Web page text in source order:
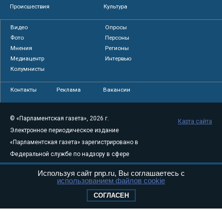
Происшествия
Культура
Видео
Опросы
Фото
Персоны
Мнения
Регионы
Медиацентр
Интервью
Колумнисты
Контакты Реклама Вакансии
© «Парламентская газета», 2026 г.
Электронное периодическое издание
«Парламентская газета» зарегистрировано в
Федеральной службе по надзору в сфере
связи, информационных технологий и
массовых коммуникаций (Роскомнадзор) 05
Свидетельство о регистрации Эл № ФС77-
Карта сайта
Используя сайт pnp.ru, Вы соглашаетесь с
использованием файлов cookie
СОГЛАСЕН